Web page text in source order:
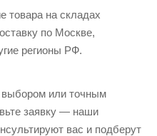
товара на складах
по Москве,
регионы РФ.
или точным
заявку — наши
вас и подберут